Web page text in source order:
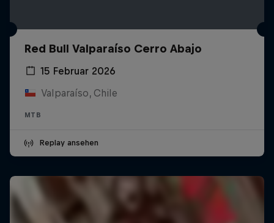
Red Bull Valparaíso Cerro Abajo
15 Februar 2026
Valparaíso, Chile
MTB
Replay ansehen